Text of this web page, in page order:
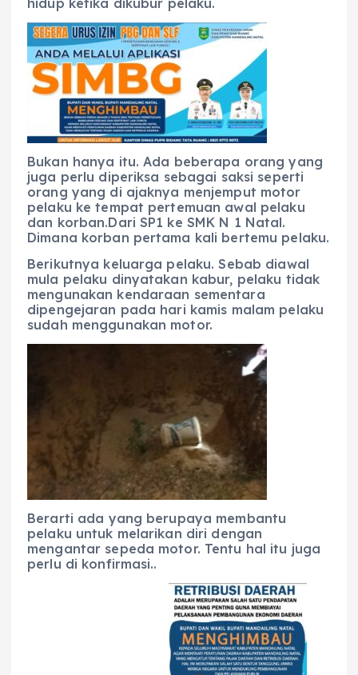
Bukan hanya itu. Ada beberapa orang yang
juga perlu diperiksa sebagai saksi seperti
orang yang di ajaknya menjemput motor
pelaku ke tempat pertemuan awal pelaku
dan korban.Dari SP1 ke SMK N 1 Natal.
Dimana korban pertama kali bertemu pelaku.
Berikutnya keluarga pelaku. Sebab diawal
mula pelaku dinyatakan kabur, pelaku tidak
mengunakan kendaraan sementara
dipengejaran pada hari kamis malam pelaku
sudah menggunakan motor.
Berarti ada yang berupaya membantu
pelaku untuk melarikan diri dengan
mengantar sepeda motor. Tentu hal itu juga
perlu di konfirmasi..